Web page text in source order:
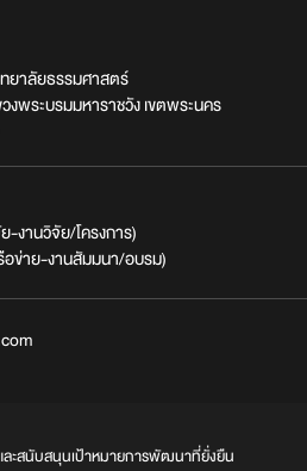
ยาลัยธรรมศาสตร์
งพระบรมมหาราชวัง เขตพระนคร
งานวิจัย/โครงการ)
ข่าย-งานสัมมนา/อบรม)
ะสนับสนุนเป้าหมายการพัฒนาที่ยั่งยืน